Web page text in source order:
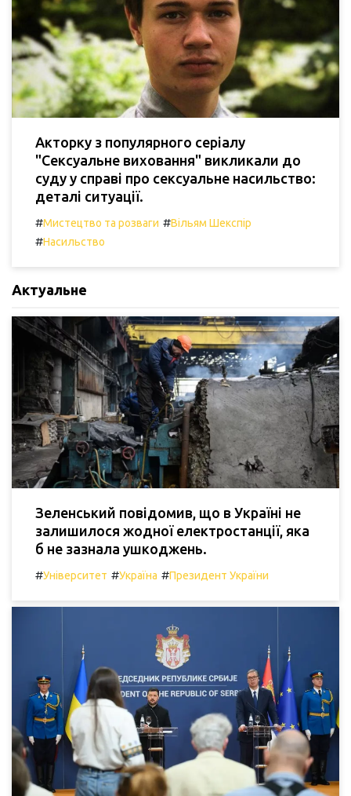
Акторку з популярного серіалу
"Сексуальне виховання" викликали до
суду у справі про сексуальне насильство:
деталі ситуації.
#Мистецтво та розваги #Вільям Шекспір
#Насильство
Актуальне
Зеленський повідомив, що в Україні не
залишилося жодної електростанції, яка
б не зазнала ушкоджень.
#Університет #Україна #Президент України